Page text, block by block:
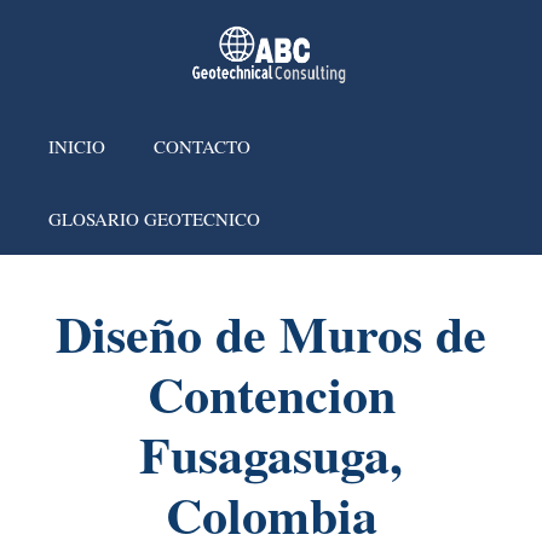
INICIO CONTACTO
GLOSARIO GEOTECNICO
Diseño de Muros de
Contencion
Fusagasuga,
Colombia